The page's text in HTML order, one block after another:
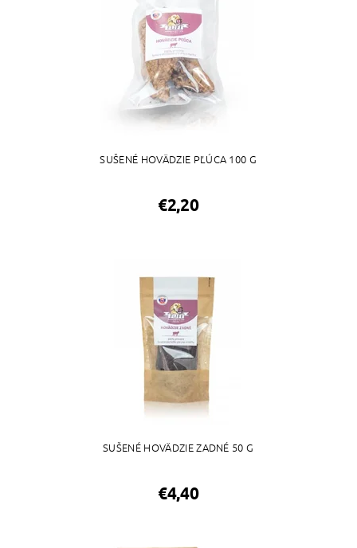
SUŠENÉ HOVÄDZIE PĽÚCA 100 G
€2,20
SUŠENÉ HOVÄDZIE ZADNÉ 50 G
€4,40